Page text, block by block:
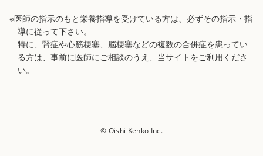
※医師の指示のもと栄養指導を受けている方は、必ずその指示・指
導に従って下さい。
特に、腎症や心筋梗塞、脳梗塞などの複数の合併症を患ってい
る方は、事前に医師にご相談のうえ、当サイトをご利用くださ
い。
© Oishi Kenko Inc.